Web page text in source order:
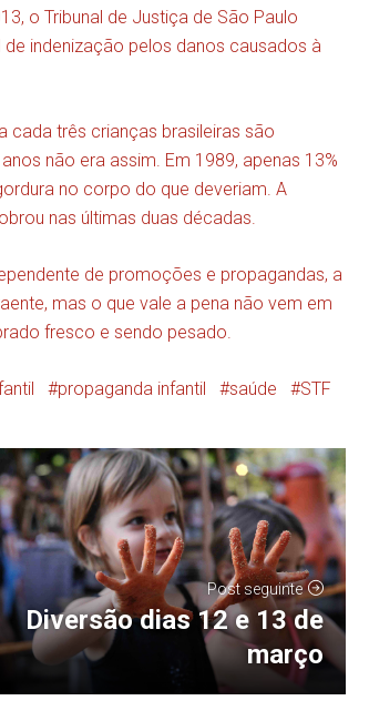
o Tribunal de Justiça de São Paulo
indenização pelos danos causados à
cada três crianças brasileiras são
não era assim. Em 1989, apenas 13%
no corpo do que deveriam. A
nas últimas duas décadas.
de promoções e propagandas, a
mas o que vale a pena não vem em
fresco e sendo pesado.
propaganda infantil saúde STF
Post seguinte
Diversão dias 12 e 13 de
março